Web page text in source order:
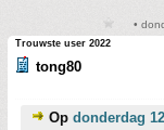
•
Trouwste user 2022
tong80
Op donderdag